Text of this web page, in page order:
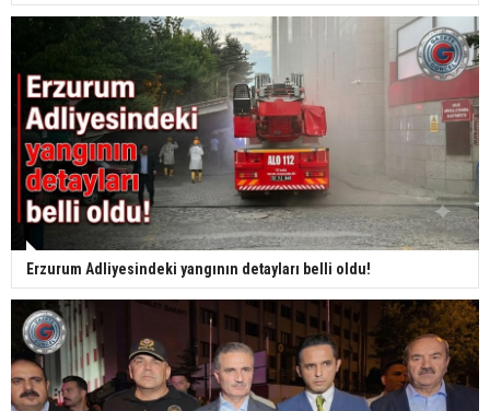
Erzurum Adliyesindeki yangının detayları belli oldu!